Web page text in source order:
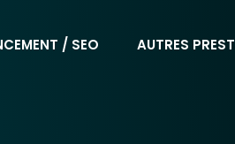
/ SEO AUTRES